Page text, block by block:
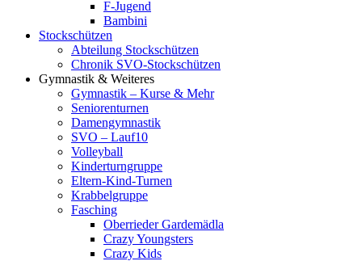
F-Jugend
Bambini
Stockschützen
Abteilung Stockschützen
Chronik SVO-Stockschützen
Gymnastik & Weiteres
Gymnastik – Kurse & Mehr
Seniorenturnen
Damengymnastik
SVO – Lauf10
Volleyball
Kinderturngruppe
Eltern-Kind-Turnen
Krabbelgruppe
Fasching
Oberrieder Gardemädla
Crazy Youngsters
Crazy Kids